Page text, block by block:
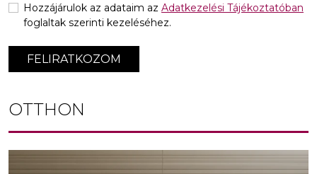
FELIRATKOZOM
Hozzájárulok az adataim az Adatkezelési Tájékoztatóban
foglaltak szerinti kezeléséhez.
OTTHON